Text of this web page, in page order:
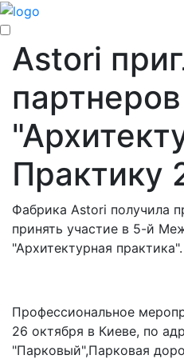
Astori
Практику
Фабрика Astori получила
принять участие в 5-й
"Архитектурная практика".
Профессиональное
26 октября в Киеве, по
"Парковый",Парковая